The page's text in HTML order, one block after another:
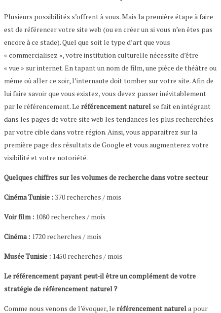
Plusieurs possibilités s’offrent à vous. Mais la première étape à faire
est de référencer votre site web (ou en créer un si vous n’en êtes pas
encore à ce stade). Quel que soit le type d’art que vous
« commercialisez », votre institution culturelle nécessite d’être
« vue » sur internet. En tapant un nom de film, une pièce de théâtre ou
même où aller ce soir, l’internaute doit tomber sur votre site. Afin de
lui faire savoir que vous existez, vous devez passer inévitablement
par le référencement. Le référencement naturel se fait en intégrant
dans les pages de votre site web les tendances les plus recherchées
par votre cible dans votre région. Ainsi, vous apparaitrez sur la
première page des résultats de Google et vous augmenterez votre
visibilité et votre notoriété.
Quelques chiffres sur les volumes de recherche dans votre secteur
Cinéma Tunisie : 370 recherches / mois
Voir film : 1080 recherches / mois
Cinéma : 1720 recherches / mois
Musée Tunisie : 1450 recherches / mois
Le référencement payant peut-il être un complément de votre
stratégie de référencement naturel ?
Comme nous venons de l’évoquer, le référencement naturela pour